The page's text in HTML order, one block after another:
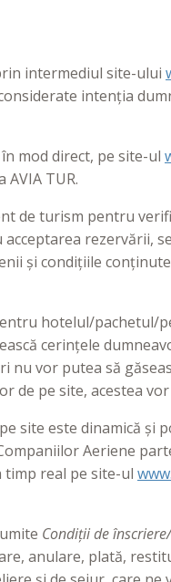
intermediul site-ului
intenția
mod direct, pe site-ul
TUR.
de turism pentru
rezervării,
și condițiile
hotelul/pachetul/
cerințele
vor putea să
de pe site, acestea
site este dinamică și
Aeriene
real pe site-ul
Condiții de
anulare, plată,